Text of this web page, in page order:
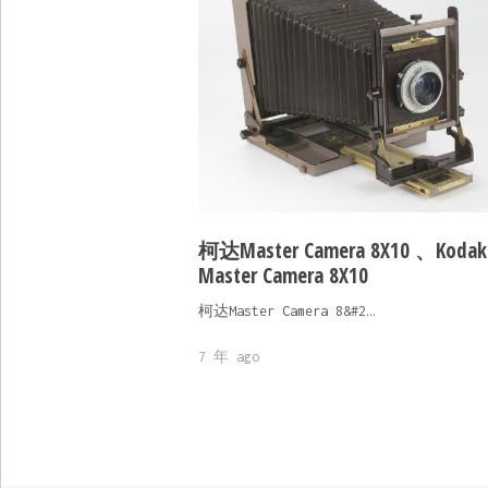
柯达Master Camera 8X10 、Kodak
Master Camera 8X10
柯达Master Camera 8&#2…
7 年 ago